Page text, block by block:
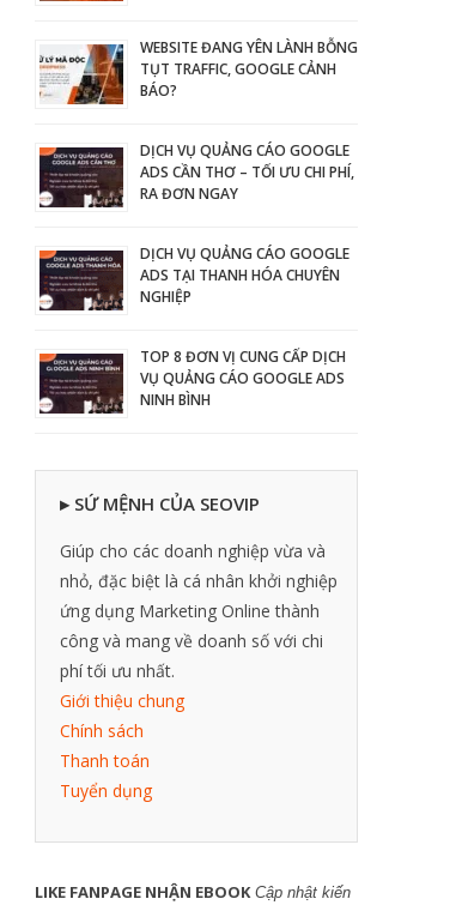
WEBSITE ĐANG YÊN LÀNH BỖNG
TỤT TRAFFIC, GOOGLE CẢNH
BÁO?
DỊCH VỤ QUẢNG CÁO GOOGLE
ADS CẦN THƠ – TỐI ƯU CHI PHÍ,
RA ĐƠN NGAY
DỊCH VỤ QUẢNG CÁO GOOGLE
ADS TẠI THANH HÓA CHUYÊN
NGHIỆP
TOP 8 ĐƠN VỊ CUNG CẤP DỊCH
VỤ QUẢNG CÁO GOOGLE ADS
NINH BÌNH
▸ SỨ MỆNH CỦA SEOVIP
Giúp cho các doanh nghiệp vừa và
nhỏ, đặc biệt là cá nhân khởi nghiệp
ứng dụng Marketing Online thành
công và mang về doanh số với chi
phí tối ưu nhất.
Giới thiệu chung
Chính sách
Thanh toán
Tuyển dụng
LIKE FANPAGE NHẬN EBOOK Cập nhật kiến